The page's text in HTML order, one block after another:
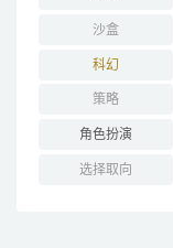
沙盒
科幻
策略
角色扮演
选择取向